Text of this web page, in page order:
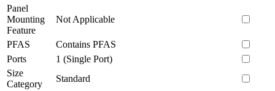
Panel
Mounting
Feature
Not Applicable
PFAS
Contains PFAS
Ports
1 (Single Port)
Size
Category
Standard